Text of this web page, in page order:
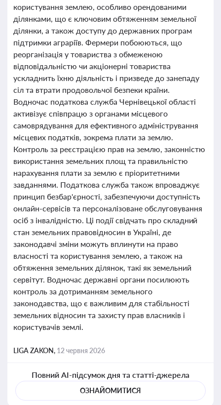
користування землею, особливо орендованими
ділянками, що є ключовим обтяженням земельної
ділянки, а також доступу до державних програм
підтримки аграріїв. Фермери побоюються, що
реорганізація у товариства з обмеженою
відповідальністю чи акціонерні товариства
ускладнить їхню діяльність і призведе до занепаду
сіл та втрати продовольчої безпеки країни.
Водночас податкова служба Чернівецької області
активізує співпрацю з органами місцевого
самоврядування для ефективного адміністрування
місцевих податків, зокрема плати за землю.
Контроль за реєстрацією прав на землю, законністю
використання земельних площ та правильністю
нарахування плати за землю є пріоритетними
завданнями. Податкова служба також впроваджує
принцип безбар'єрності, забезпечуючи доступність
онлайн-сервісів та персоналізоване обслуговування
осіб з інвалідністю. Ці події свідчать про складний
стан земельних правовідносин в Україні, де
законодавчі зміни можуть вплинути на право
власності та користування землею, а також на
обтяження земельних ділянок, такі як земельний
сервітут. Водночас державні органи посилюють
контроль за дотриманням земельного
законодавства, що є важливим для стабільності
земельних відносин та захисту прав власників і
користувачів землі.
LIGA ZAKON, 12 червня 2026
Повний AI-підсумок дня та статті-джерела
ОЗНАЙОМИТИСЯ